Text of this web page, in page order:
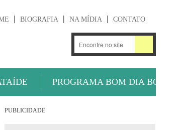
BIOGRAFIA NA MÍDIA CONTATO
PROGRAMA BOM DIA BOLA
PUBLICIDADE